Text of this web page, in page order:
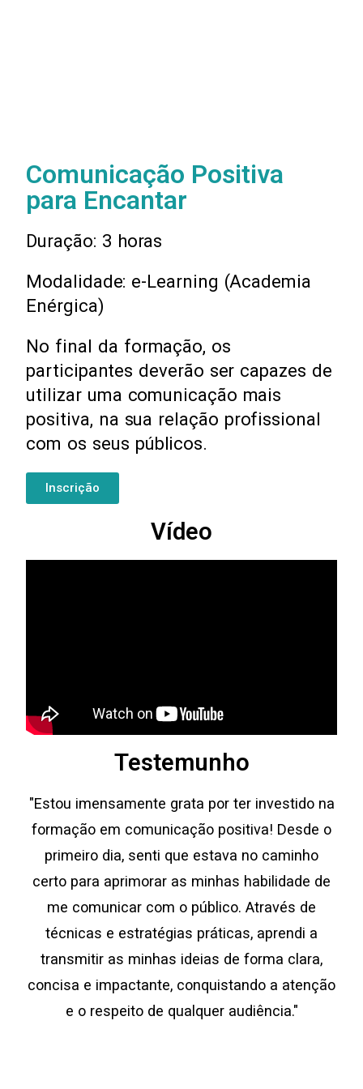
Comunicação Positiva
para Encantar
Duração: 3 horas
Modalidade: e-Learning (Academia
Enérgica)
No final da formação, os
participantes deverão ser capazes de
utilizar uma comunicação mais
positiva, na sua relação profissional
com os seus públicos.
Inscrição
Vídeo
Testemunho
"Estou imensamente grata por ter investido na
formação em comunicação positiva! Desde o
primeiro dia, senti que estava no caminho
certo para aprimorar as minhas habilidade de
me comunicar com o público. Através de
técnicas e estratégias práticas, aprendi a
transmitir as minhas ideias de forma clara,
concisa e impactante, conquistando a atenção
e o respeito de qualquer audiência."